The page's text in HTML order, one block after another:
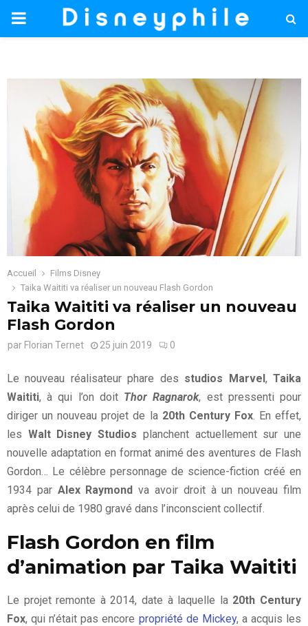
PRIMARY
Accueil
Films Disney
Taika Waititi va réaliser un nouveau Flash Gordon
Taika Waititi va réaliser un nouveau
Flash Gordon
par Florian Ternet 25 juin 2019 0
Le nouveau réalisateur phare des studios Marvel,Taika
Waititi, à qui l’on doit Thor Ragnarok, est pressenti pour
diriger un nouveau projet de la 20th Century Fox. En effet,
les Walt Disney Studios planchent actuellement sur une
nouvelle adaptation en format animé des aventures de Flash
Gordon… Le célèbre personnage de science-fiction créé en
1934 par Alex Raymond va avoir droit à un nouveau film
après celui de 1980 gravé dans l’inconscient collectif.
Flash Gordon en film
d’animation par Taika Waititi
Le projet remonte à 2014, date à laquelle la 20th Century
Fox, qui n’était pas encore propriété de Mickey, a acquis les